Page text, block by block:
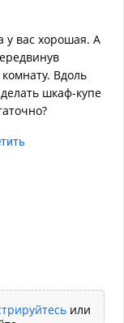
у вас хорошая. А
Вдоль
шкаф-купе
или